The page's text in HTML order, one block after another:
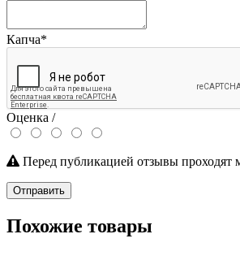
Капча*
Оценка /
Перед публикацией отзывы проходят
Отправить
Похожие товары